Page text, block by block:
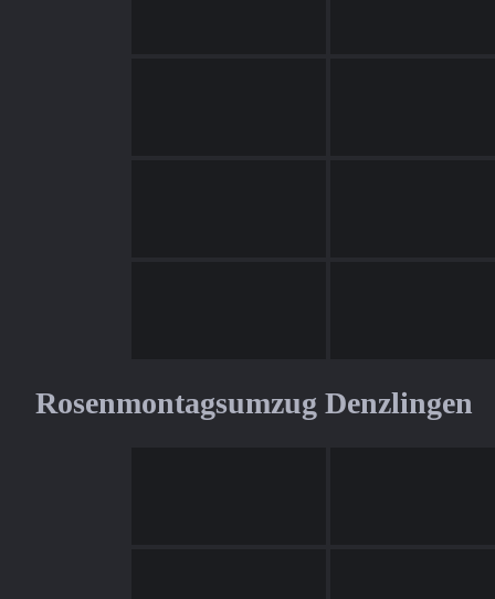
Rosenmontagsumzug Denzlingen